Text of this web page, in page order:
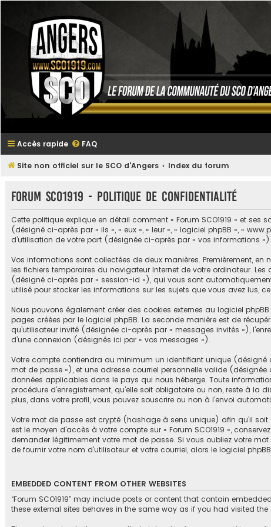
Accès rapide FAQ
Site non officiel sur le SCO d'Angers Index du forum
Forum SCO1919 - Politique de confidentialité
Cette politique explique en détail comment « Forum SCO1919 » et ses
(désigné ci-après par « ils », « eux », « leur », « logiciel phpBB », «
d’utilisation de votre part (désignée ci-après par « vos informations »).
Vos informations sont collectées de deux manières. Premièrement,
les fichiers temporaires du navigateur Internet de votre ordinateur.
(désigné ci-après par « session-id »), qui vous sont automatiquement
utilisé pour stocker les informations sur les sujets que vous avez lus,
Nous pouvons également créer des cookies externes au logiciel
pages créées par le logiciel phpBB. La seconde manière est de
qu’utilisateur invité (désignée ci-après par « messages invités »),
d’une connexion (désignés ici par « vos messages »).
Votre compte contiendra au minimum un identifiant unique (désigné
mot de passe »), et une adresse courriel personnelle valide
données applicables dans le pays qui nous héberge. Toute
procédure d’enregistrement, qu’elle soit obligatoire ou non, reste à la
plus, dans votre profil, vous pouvez souscrire ou non à l’envoi
Votre mot de passe est crypté (hashage à sens unique) afin qu’il
est le moyen d’accès à votre compte sur « Forum SCO1919 »,
demander légitimement votre mot de passe. Si vous oubliez votre
de fournir votre nom d’utilisateur et votre courriel, alors le logiciel
EMBEDDED CONTENT FROM OTHER WEBSITES
“Forum SCO1919” may include posts or content that contain
these external sites behaves in the same way as if you had visited